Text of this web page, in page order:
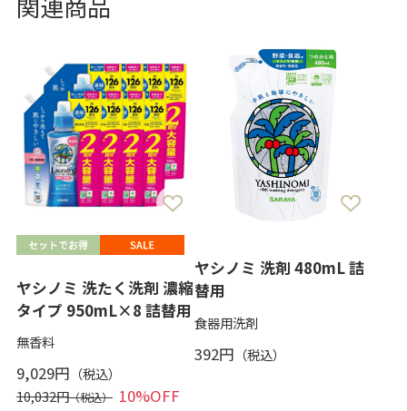
ヤシノミ 洗たく洗剤 濃縮
タイプ 950mL×8 詰替用
無香料
9,029円
10,032円 10%OFF
ヤシノミ 洗剤 480mL 詰
替用
食器用洗剤
392円